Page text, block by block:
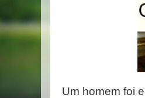
Um homem foi